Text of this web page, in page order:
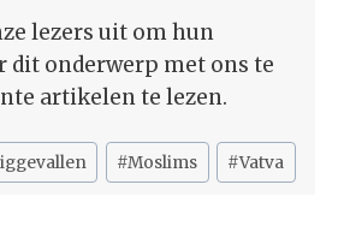
lezers uit om hun
dit onderwerp met ons te
artikelen te lezen.
#Moslims #Vatva